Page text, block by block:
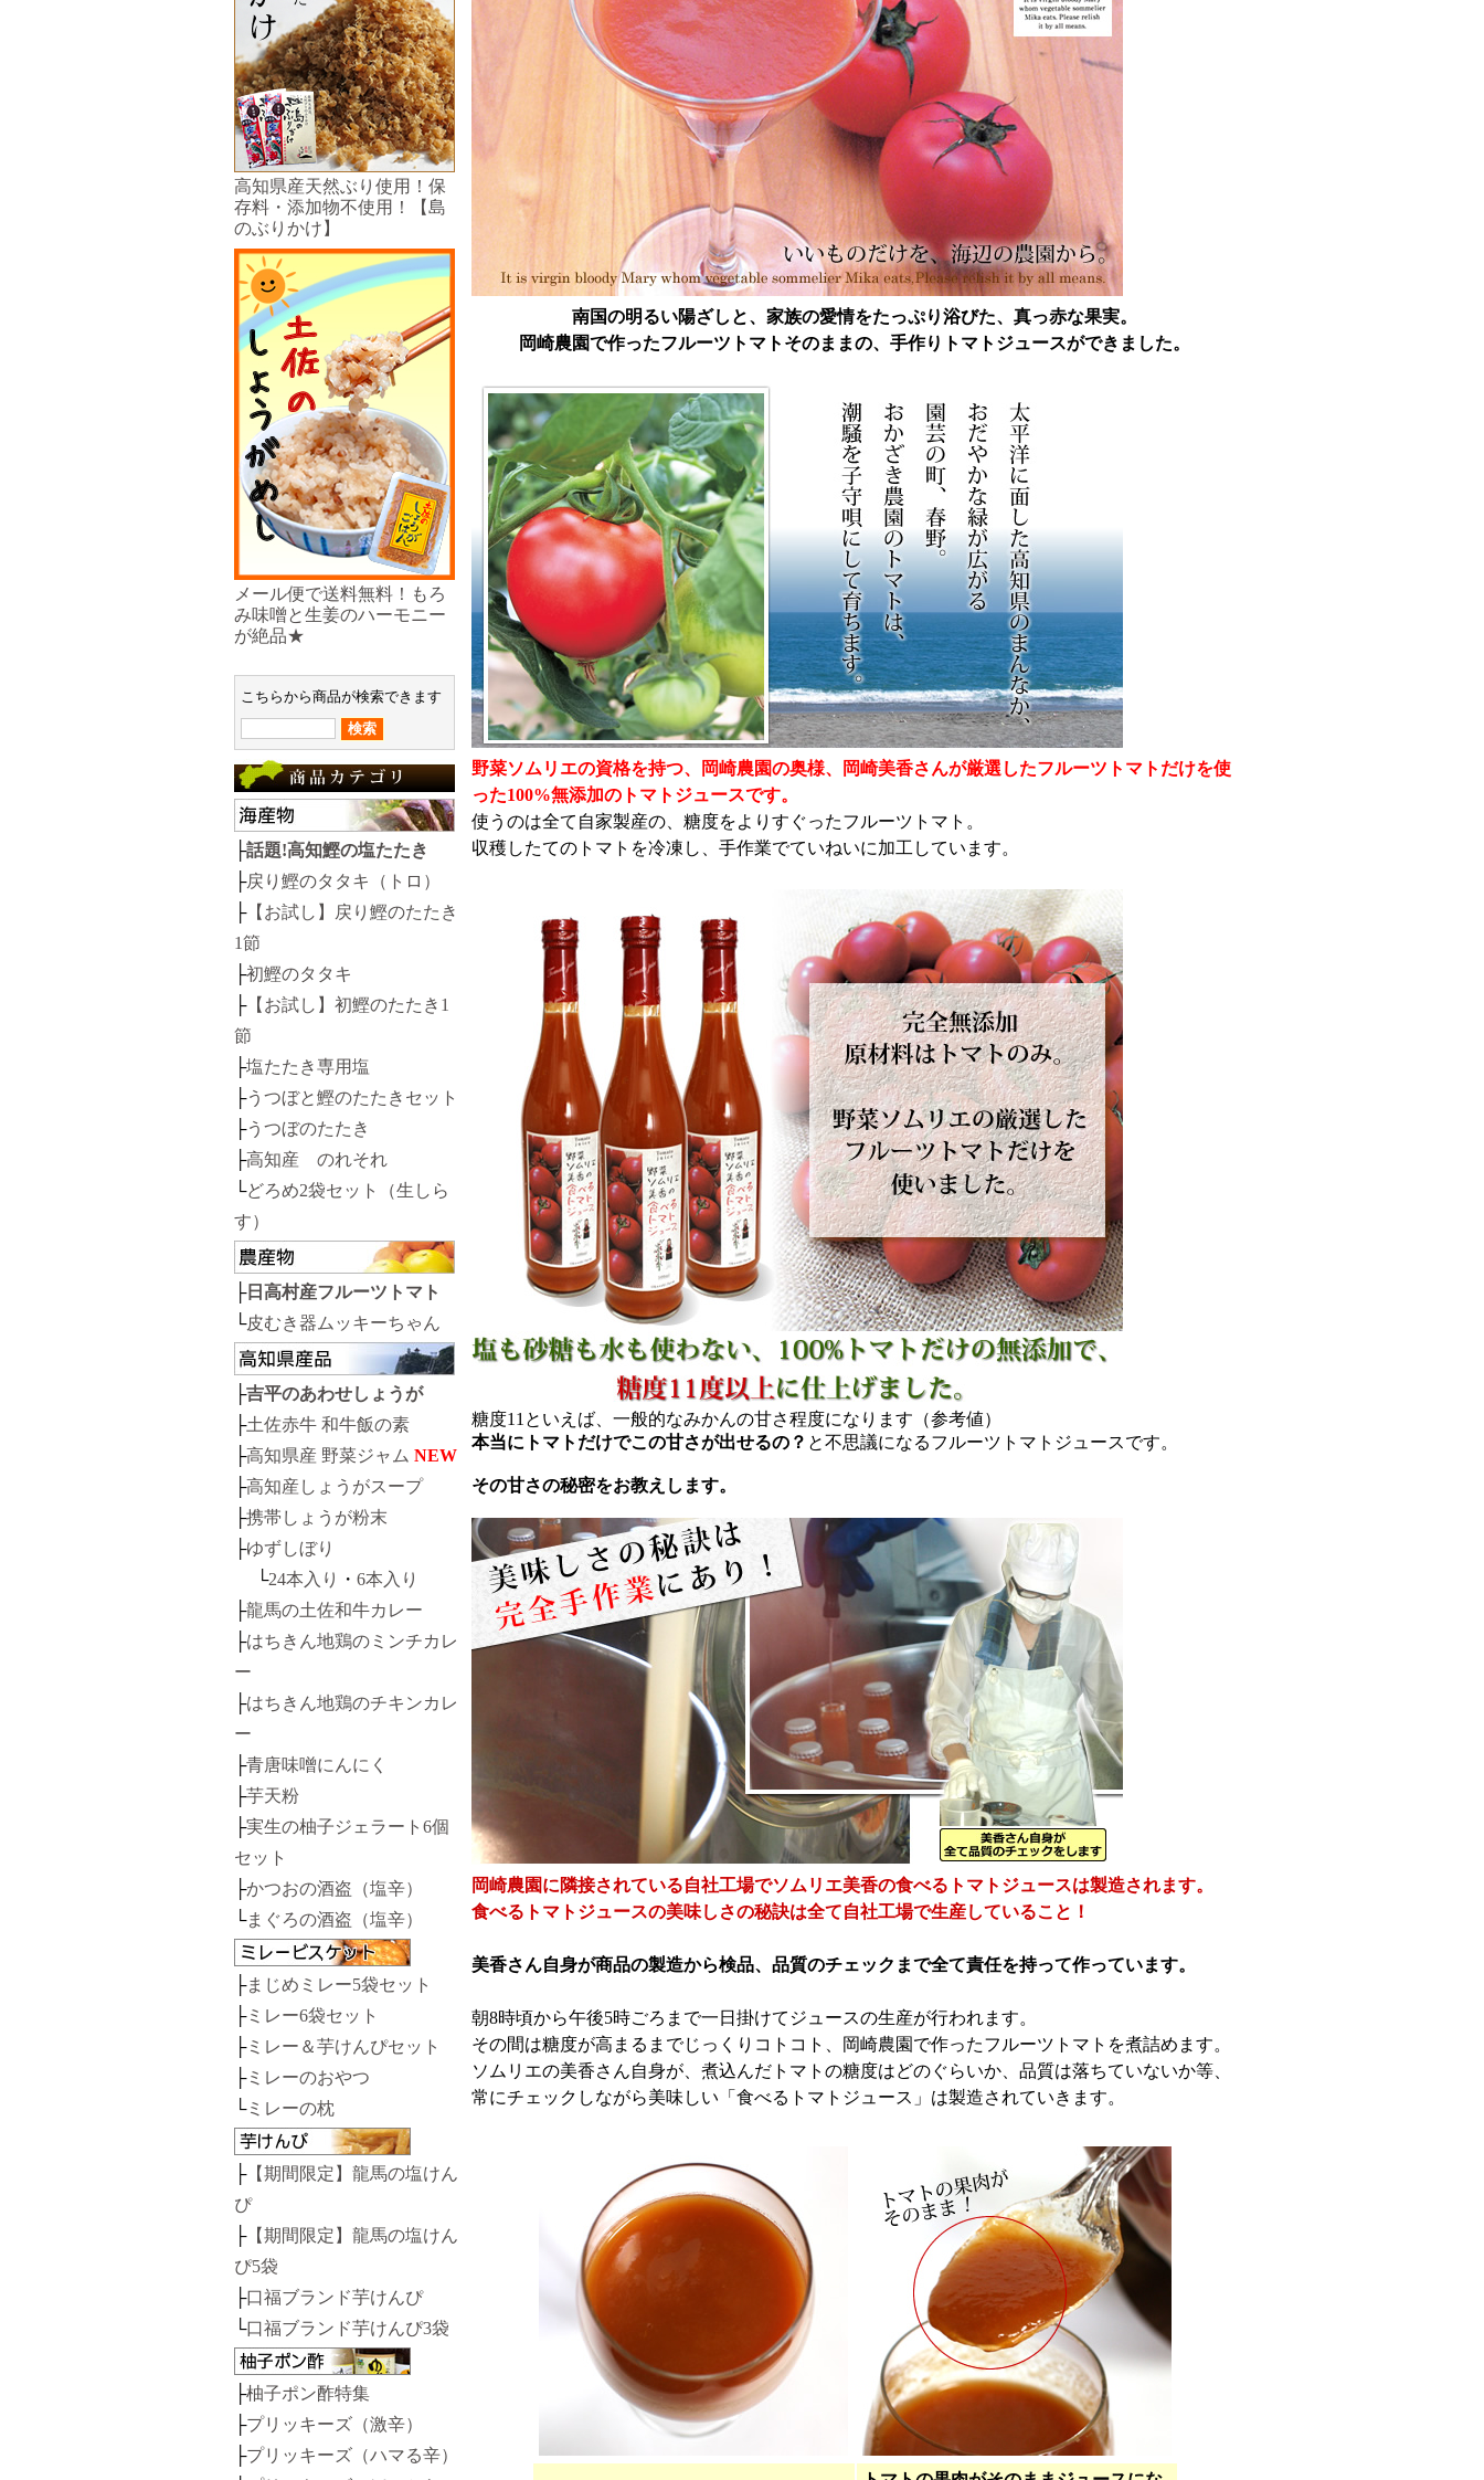
高知県産天然ぶり使用！保
存料・添加物不使用！【島
のぶりかけ】
メール便で送料無料！もろ
み味噌と生姜のハーモニー
が絶品★
こちらから商品が検索できます
├話題!高知鰹の塩たたき
├戻り鰹のタタキ（トロ）
├【お試し】戻り鰹のたたき
1節
├初鰹のタタキ
├【お試し】初鰹のたたき1
節
├塩たたき専用塩
├うつぼと鰹のたたきセット
├うつぼのたたき
├高知産 のれそれ
└どろめ2袋セット（生しら
す）
├日高村産フルーツトマト
└皮むき器ムッキーちゃん
├吉平のあわせしょうが
├土佐赤牛 和牛飯の素
├高知県産 野菜ジャム NEW
├高知産しょうがスープ
├携帯しょうが粉末
├ゆずしぼり
└24本入り ・ 6本入り
├龍馬の土佐和牛カレー
├はちきん地鶏のミンチカレ
ー
├はちきん地鶏のチキンカレ
ー
├青唐味噌にんにく
├芋天粉
├実生の柚子ジェラート6個
セット
├かつおの酒盗（塩辛）
└まぐろの酒盗（塩辛）
├まじめミレー5袋セット
├ミレー6袋セット
├ミレー＆芋けんぴセット
├ミレーのおやつ
└ミレーの枕
├【期間限定】龍馬の塩けん
ぴ
├【期間限定】龍馬の塩けん
ぴ5袋
├口福ブランド芋けんぴ
└口福ブランド芋けんぴ3袋
├柚子ポン酢特集
├プリッキーズ（激辛）
├プリッキーズ（ハマる辛）
南国の明るい陽ざしと、家族の愛情をたっぷり浴びた、真っ赤な果実。
岡崎農園で作ったフルーツトマトそのままの、手作りトマトジュースができました。
野菜ソムリエの資格を持つ、岡崎農園の奥様、岡崎美香さんが厳選したフルーツトマトだけを使
った100%無添加のトマトジュースです。
使うのは全て自家製産の、糖度をよりすぐったフルーツトマト。
収穫したてのトマトを冷凍し、手作業でていねいに加工しています。
糖度11といえば、一般的なみかんの甘さ程度になります（参考値）
本当にトマトだけでこの甘さが出せるの？ と不思議になるフルーツトマトジュースです。
その甘さの秘密をお教えします。
岡崎農園に隣接されている自社工場でソムリエ美香の食べるトマトジュースは製造されます。
食べるトマトジュースの美味しさの秘訣は全て自社工場で生産していること！
美香さん自身が商品の製造から検品、品質のチェックまで全て責任を持って作っています。
朝8時頃から午後5時ごろまで一日掛けてジュースの生産が行われます。
その間は糖度が高まるまでじっくりコトコト、岡崎農園で作ったフルーツトマトを煮詰めます。
ソムリエの美香さん自身が、煮込んだトマトの糖度はどのぐらいか、品質は落ちていないか等、
常にチェックしながら美味しい「食べるトマトジュース」は製造されていきます。